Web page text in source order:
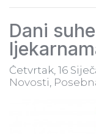
Dani
Četvrtak, 16
Novosti